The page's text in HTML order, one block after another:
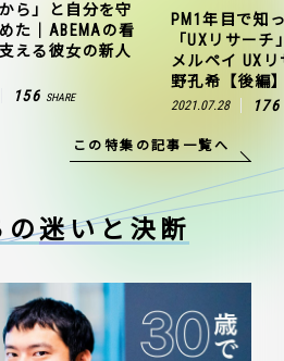
ら」と自分を守
た｜ABEMAの看
える彼女の新人
156 SHARE
PM1年目で知
「UXリサー
メルペイ UX
野孔希【後編
2021.07.28 176
この特集の記事一覧へ
の迷いと決断